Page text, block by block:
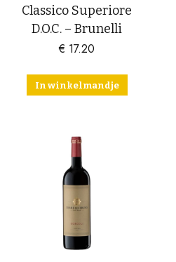
Classico Superiore
D.O.C. – Brunelli
€ 17.20
In winkelmandje